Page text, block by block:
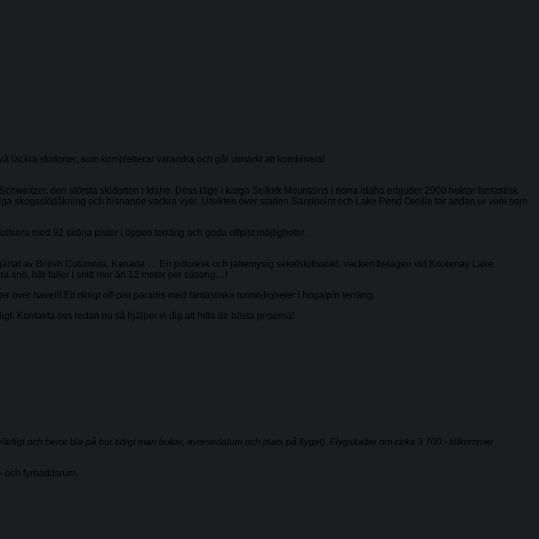
läckra skidorter, som kompletterar varandra och går utmärkt att kombinera!
den största skidorten i Idaho. Dess läge i karga Selkirk Mountains i norra Idaho erbjuder 2900 hektar fantastisk
skogsskidåkning och hisnande vackra vyer. Utsikten över staden Sandpoint och Lake Pend Oreille tar andan ur vem som
med 92 sköna pister i öppen terräng och goda offpist möjligheter.
av British Columbia, Kanada … En pittoresk och jättemysig sekelskiftsstad, vackert belägen vid Kootenay Lake.
snö, här faller i snitt mer än 12 meter per säsong…!
över havet!! Ett riktigt off-pist paradis med fantastiska turmöjligheter i högalpin terräng.
Kontakta oss redan nu så hjälper vi dig att hitta de bästa priserna!
och beror bla på hur tidigt man bokar, avresedatum och plats på flyget). Flygskatter om cirka 3 700:- tillkommer
och fyrbäddsrum.